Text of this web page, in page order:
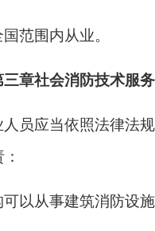
范围内从业。
三章社会消防技术服
员应当依照法律法
以从事建筑消防设